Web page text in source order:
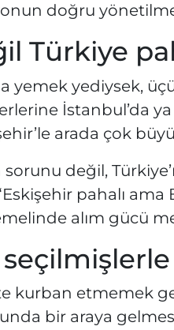
doğru
Türkiye
yemek yediysek,
İstanbul’da
arada çok
sorunu değil,
pahalı
alım gücü
kurban etmemek
bir araya